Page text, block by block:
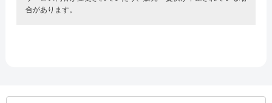
合があります。